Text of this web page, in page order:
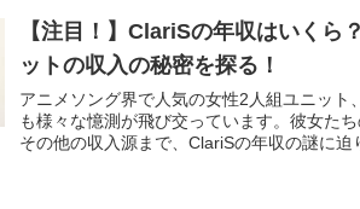
【注目！】ClariSの年収はいくら
ットの収入の秘密を探る！
アニメソング界で人気の女性2人組ユニッ
も様々な憶測が飛び交っています。彼女た
その他の収入源まで、ClariSの年収の謎に迫